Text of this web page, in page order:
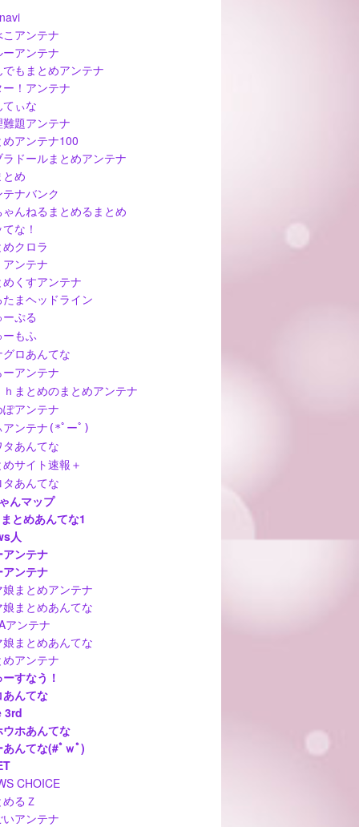
こアンテナ
ーアンテナ
でもまとめアンテナ
ー！アンテナ
ぃな
難題アンテナ
めアンテナ100
ラドールまとめアンテナ
め
ナバンク
ゃんねるまとめるまとめ
な！
クロラ
ンテナ
めくすアンテナ
たまヘッドライン
ーぷる
ーもふ
グロあんてな
ーアンテナ
ｈまとめのまとめアンテナ
ぽアンテナ
アンテナ(*ﾟーﾟ)
タあんてな
めサイト速報＋
タあんてな
んマップ
とめあんてな1
人
アンテナ
アンテナ
娘まとめアンテナ
娘まとめあんてな
アンテナ
娘まとめあんてな
めアンテナ
すなう！
あんてな
3rd
ウホあんてな
んてな(#ﾟｗﾟ)
CHOICE
るＺ
いアンテナ